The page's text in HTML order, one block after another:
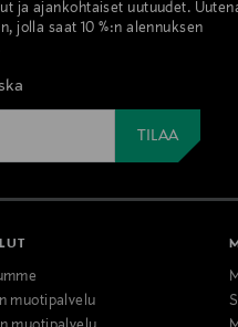
ja ajankohtaiset uutuudet.
jolla saat 10 %:n alennuksen
muotipalvelu